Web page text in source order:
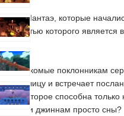
Шантаэ, которые
которого является
знакомые поклонникам
улицу и встречает
которое способна
ли джиннам просто сны?